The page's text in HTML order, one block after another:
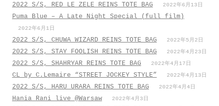
2022 S/S, RED LE ZELE REINS TOTE BAG 2022年6月13日
Puma Blue – A Late Night Special (full film)
2022年6月1日
2022 S/S, CHUWA WIZARD REINS TOTE BAG 2022年5月2日
2022 S/S, STAY FOOLISH REINS TOTE BAG 2022年4月23日
2022 S/S, SHAHRYAR REINS TOTE BAG 2022年4月17日
CL by C.Lemaire “STREET JOCKEY STYLE” 2022年4月13日
2022 S/S, HARU URARA REINS TOTE BAG 2022年4月4日
Hania Rani live @Warsaw 2022年4月3日